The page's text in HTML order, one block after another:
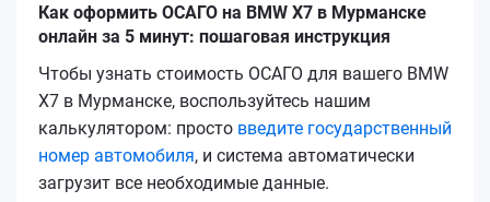
Как оформить ОСАГО на BMW X7 в Мурманске
онлайн за 5 минут: пошаговая инструкция
Чтобы узнать стоимость ОСАГО для вашего BMW
X7 в Мурманске, воспользуйтесь нашим
калькулятором: просто введите государственный
номер автомобиля, и система автоматически
загрузит все необходимые данные.